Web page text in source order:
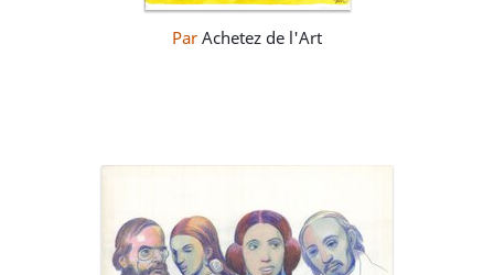
Par Achetez de l'Art